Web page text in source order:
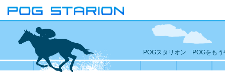
POGスタリオン POGをもう